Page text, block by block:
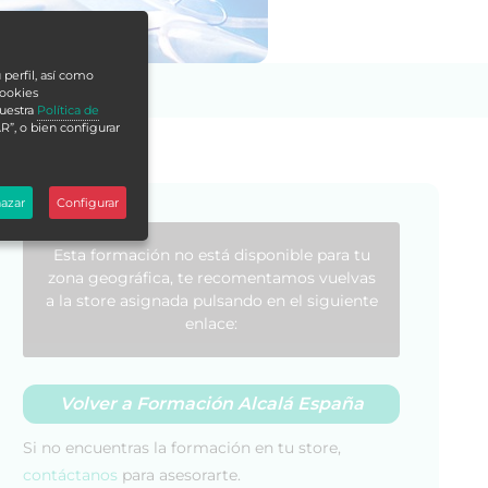
Esta formación no está disponible para tu
zona geográfica, te recomentamos vuelvas
a la store asignada pulsando en el siguiente
enlace:
Volver a Formación Alcalá España
Si no encuentras la formación en tu store,
contáctanos para asesorarte.
perfil, así como
Política de
o bien configurar
Configurar